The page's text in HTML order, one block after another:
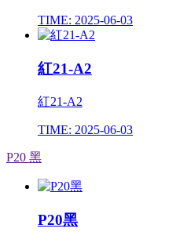
TIME: 2025-06-03
紅21-A2
紅21-A2
TIME: 2025-06-03
P20 黑
P20黑